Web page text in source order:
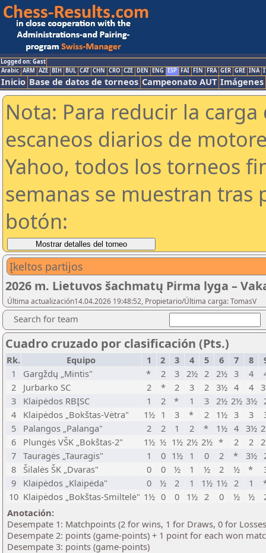
Logged on: Gast
Arabic ARM AZE BIH BUL CAT CHN CRO CZE DEN ENG ESP FAI FIN FRA GER GRE INA
Inicio Base de datos de torneos Campeonato AUT Imágenes
Nota: Para reducir la
escaneos diarios de
Yahoo, todos los torneos
semanas se muestran tras
botón:
Įkeltos partijos
2026 m. Lietuvos šachmatų Pirma lyga –
Última actualización14.04.2026 19:48:52, Propietario/Última carga: TomasV
Search for team
Cuadro cruzado por clasificación (Pts.)
Rk. Equipo 1 2 3 4 5 6 7 8
1
Gargždų „Mintis" * 2 3 2½ 2 2½ 3 4
2
Jurbarko SC 2 * 2 3 2 3½ 4 4
3
Klaipėdos RBĮSC 1 2 * 1 3 2½ 2½ 3½
4
Klaipėdos „Bokštas-Vėtra" 1½ 1 3 * 2 1½ 3 3
5
Palangos „Palanga" 2 2 1 2 * 1½ 4 3½
6
Plungės VŠK „Bokštas-2" 1½ ½ 1½ 2½ 2½ * 2 2
7 Tauragės „Tauragis" 1 0 1½ 1 0 2 * 3½
8
Šilalės ŠK „Dvaras" 0 0 ½ 1 ½ 2 ½ *
9
Klaipėdos „Klaipėda" 0 ½ 2 1 1½ 1½ 2 1
10 Klaipėdos „Bokštas-Smiltelė" 1½ 0 0 1½ 2 0 ½ ½
Anotación:
Desempate 1: Matchpoints (2 for wins, 1 for Draws, 0 for
Desempate 2: points (game-points) + 1 point for each won
Desempate 3: points (game-points)